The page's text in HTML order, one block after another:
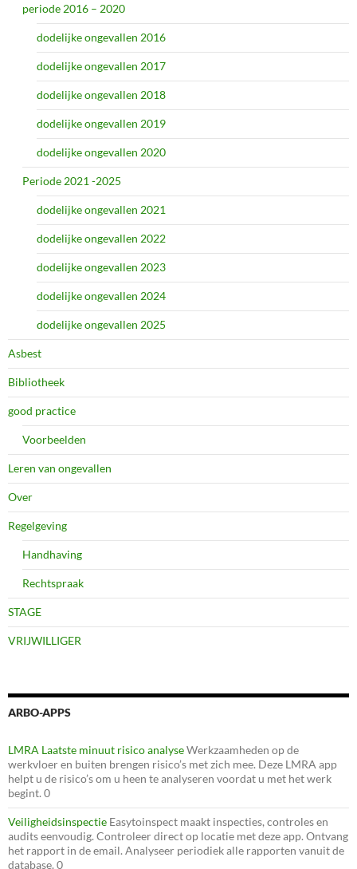
periode 2016 – 2020
dodelijke ongevallen 2016
dodelijke ongevallen 2017
dodelijke ongevallen 2018
dodelijke ongevallen 2019
dodelijke ongevallen 2020
Periode 2021 -2025
dodelijke ongevallen 2021
dodelijke ongevallen 2022
dodelijke ongevallen 2023
dodelijke ongevallen 2024
dodelijke ongevallen 2025
Asbest
Bibliotheek
good practice
Voorbeelden
Leren van ongevallen
Over
Regelgeving
Handhaving
Rechtspraak
STAGE
VRIJWILLIGER
ARBO-APPS
LMRA Laatste minuut risico analyseWerkzaamheden op de
werkvloer en buiten brengen risico’s met zich mee. Deze LMRA app
helpt u de risico’s om u heen te analyseren voordat u met het werk
begint. 0
Veiligheidsinspectie Easytoinspect maakt inspecties, controles en
audits eenvoudig. Controleer direct op locatie met deze app. Ontvang
het rapport in de email. Analyseer periodiek alle rapporten vanuit de
database. 0